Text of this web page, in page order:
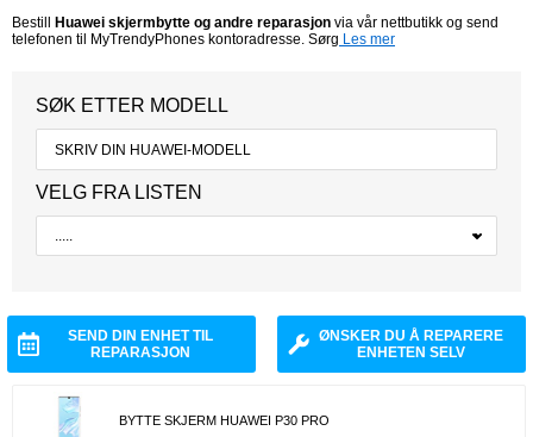
Bestill Huawei skjermbytte og andre reparasjon via vår nettbutikk og send
telefonen til MyTrendyPhones kontoradresse. Sørg Les mer
SØK ETTER MODELL
VELG FRA LISTEN
SEND DIN ENHET TIL
REPARASJON
ØNSKER DU Å REPARERE
ENHETEN SELV
BYTTE SKJERM HUAWEI P30 PRO